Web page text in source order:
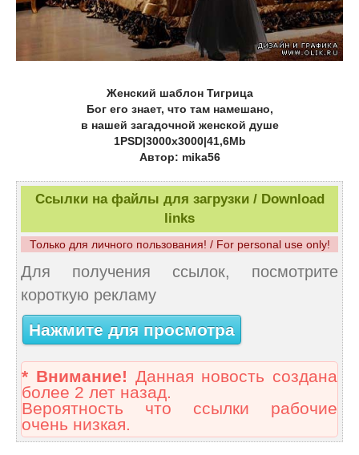
Женский шаблон Тигрица
Бог его знает, что там намешано,
в нашей загадочной женской душе
1PSD|3000x3000|41,6Mb
Автор: mika56
Ссылки на файлы для загрузки / Download
links
Только для личного пользования! / For personal use only!
Для получения ссылок, посмотрите
короткую рекламу
Нажмите для просмотра
* Внимание! Данная новость создана
более 2 лет назад.
Вероятность что ссылки рабочие
очень низкая.